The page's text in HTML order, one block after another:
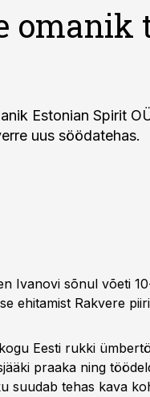
omanik
Estonian Spirit
uus söödatehas.
Ivanovi sõnul võeti
ehitamist Rakvere
Eesti rukki
praaka ning
suudab tehas kava